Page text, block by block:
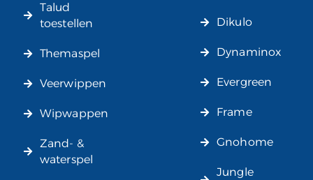
Talud
toestellen
Themaspel
Veerwippen
Wipwappen
Zand- &
waterspel
Dikulo
Dynaminox
Evergreen
Frame
Gnohome
Jungle